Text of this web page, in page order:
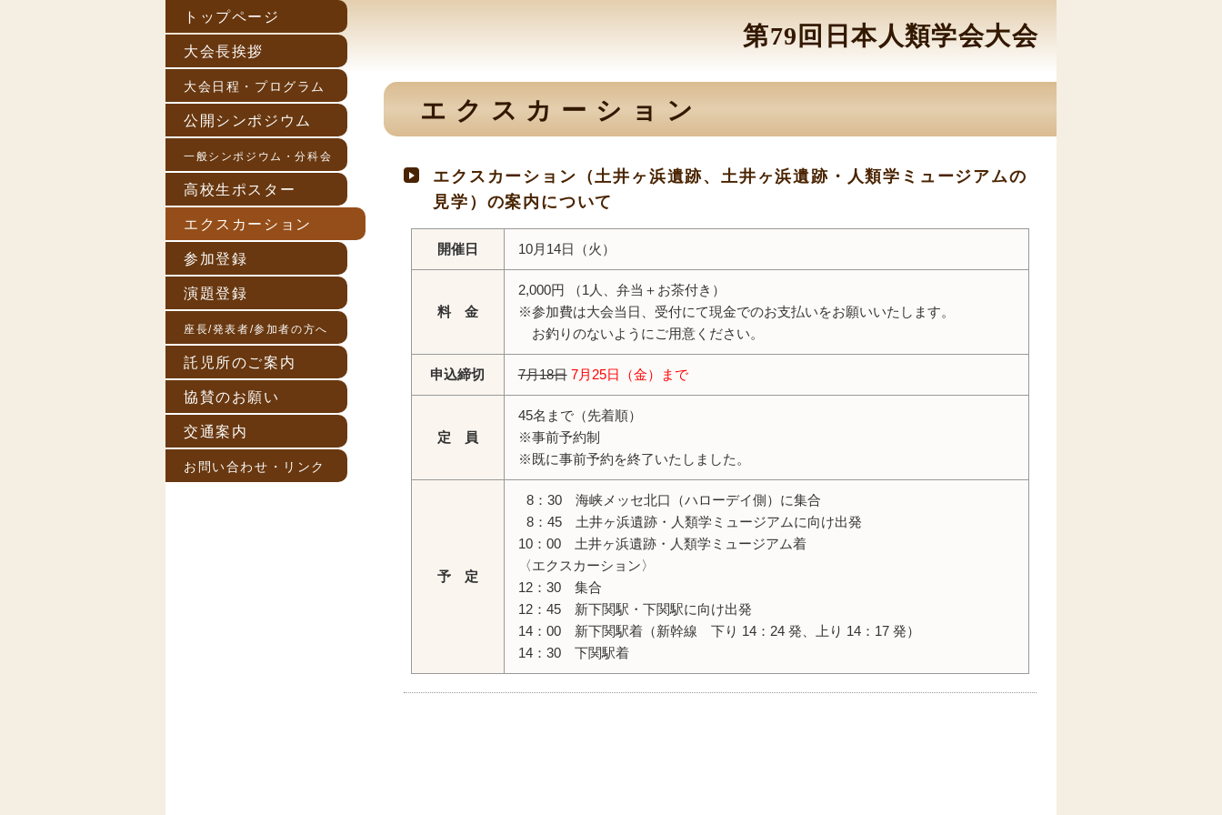
第79回日本人類学会大会
トップページ
大会長挨拶
大会日程・プログラム
公開シンポジウム
一般シンポジウム・分科会
高校生ポスター
エクスカーション
参加登録
演題登録
座長/発表者/参加者の方へ
託児所のご案内
協賛のお願い
交通案内
お問い合わせ・リンク
エクスカーション
エクスカーション（土井ヶ浜遺跡、土井ヶ浜遺跡・人類学ミュージアムの
見学）の案内について
開催日 10月14日（火）
料 金
2,000円 （1人、弁当＋お茶付き）
※参加費は大会当日、受付にて現金でのお支払いをお願いいたします。
お釣りのないようにご用意ください。
申込締切 7月18日 7月25日（金）まで
定 員
45名まで（先着順）
※事前予約制
※既に事前予約を終了いたしました。
予 定
8：30 海峡メッセ北口（ハローデイ側）に集合
8：45 土井ヶ浜遺跡・人類学ミュージアムに向け出発
10：00 土井ヶ浜遺跡・人類学ミュージアム着
〈エクスカーション〉
12：30 集合
12：45 新下関駅・下関駅に向け出発
14：00 新下関駅着（新幹線 下り 14：24 発、上り 14：17 発）
14：30 下関駅着